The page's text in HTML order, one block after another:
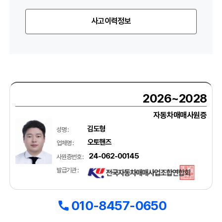
사고이력정보
2026~2028
자동차매매사원증
성명 : 김도형
업체명 : 오토핸즈
사원증번호 : 24-062-00145
발급기관 :
010-8457-0650